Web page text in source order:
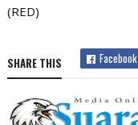
(RED)
SHARE THIS Facebook